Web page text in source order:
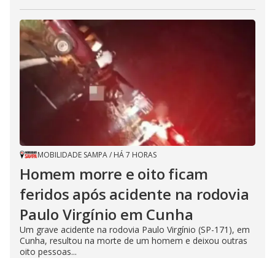
MOBILIDADE SAMPA/ HÁ 7 HORAS
Homem morre e oito ficam
feridos após acidente na rodovia
Paulo Virgínio em Cunha
Um grave acidente na rodovia Paulo Virgínio (SP-171), em
Cunha, resultou na morte de um homem e deixou outras
oito pessoas...